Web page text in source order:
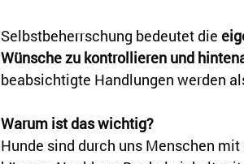
Selbstbeherrschung bedeutet die
Wünsche zu kontrollieren und
beabsichtigte Handlungen werden
Warum ist das wichtig?
Hunde sind durch uns Menschen mit